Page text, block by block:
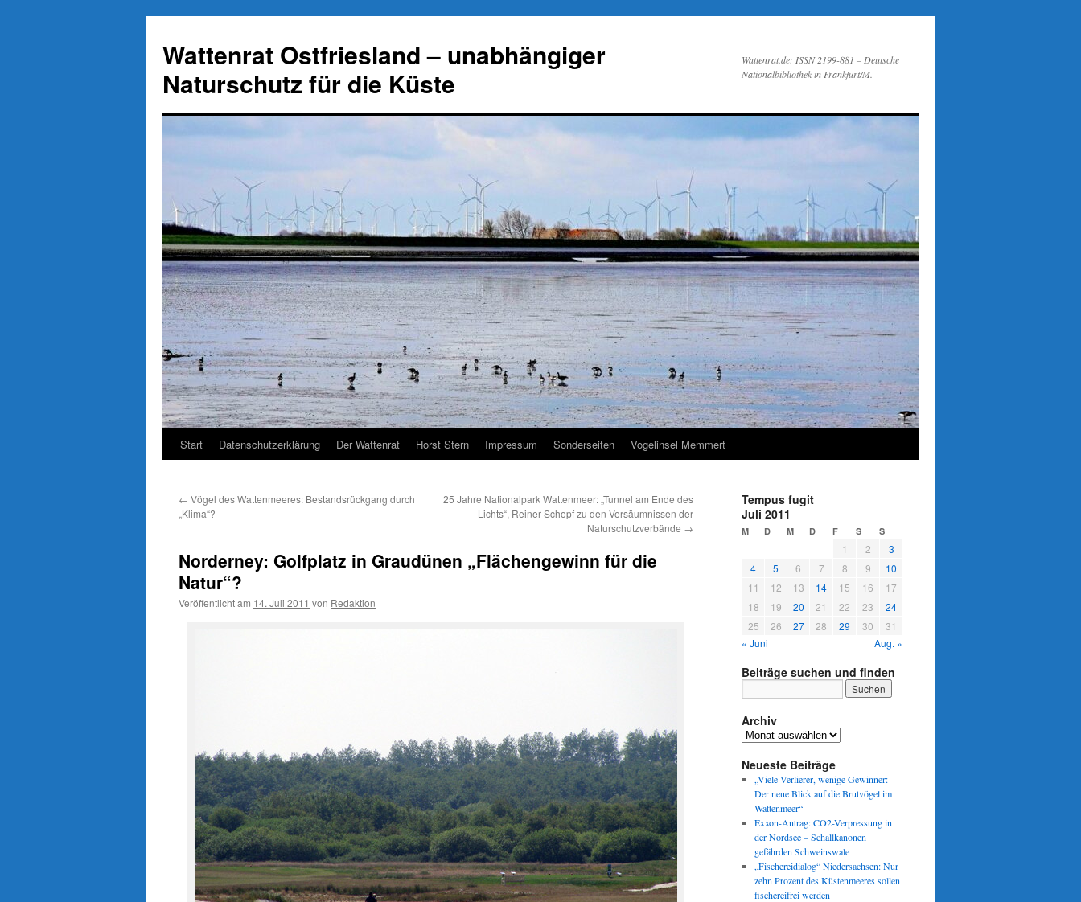
springen
Wattenrat Ostfriesland – unabhängiger
Naturschutz für die Küste
Wattenrat.de: ISSN 2199-881 – Deutsche
Nationalbibliothek in Frankfurt/M.
Start Datenschutzerklärung Der Wattenrat Horst Stern Impressum Sonderseiten Vogelinsel Memmert
← Vögel des Wattenmeeres: Bestandsrückgang durch
„Klima“?
25 Jahre Nationalpark Wattenmeer: „Tunnel am Ende des
Lichts“, Reiner Schopf zu den Versäumnissen der
Naturschutzverbände →
Norderney: Golfplatz in Graudünen „Flächengewinn für die
Natur“?
Veröffentlicht am 14. Juli 2011 von Redaktion
Tempus fugit
Juli 2011
M D M D F S S
1 2
3
4
5 6 7 8 9
10
11
12 13 14 15 16
17
18
19 20 21 22 23
24
25
26 27 28 29 30
31
« Juni
Aug. »
Beiträge suchen und finden
Archiv
Archiv
Neueste Beiträge
„Viele Verlierer, wenige Gewinner:
Der neue Blick auf die Brutvögel im
Wattenmeer“
Exxon-Antrag: CO2-Verpressung in
der Nordsee – Schallkanonen
gefährden Schweinswale
„Fischereidialog“ Niedersachsen: Nur
zehn Prozent des Küstenmeeres sollen
fischereifrei werden